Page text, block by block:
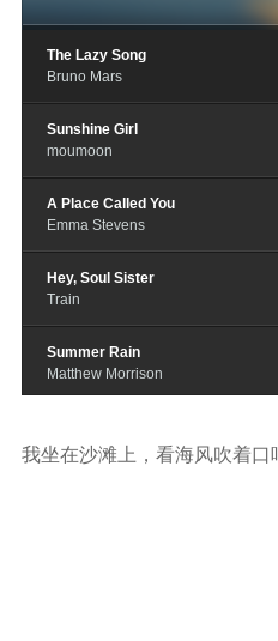
The Lazy Song
Bruno Mars
Sunshine Girl
moumoon
A Place Called You
Emma Stevens
Hey, Soul Sister
Train
Summer Rain
Matthew Morrison
Colbie Caillat
我坐在沙滩上，看海风吹着口